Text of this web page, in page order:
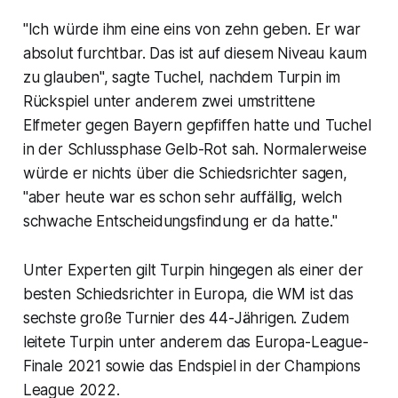
"Ich würde ihm eine eins von zehn geben. Er war
absolut furchtbar. Das ist auf diesem Niveau kaum
zu glauben", sagte Tuchel, nachdem Turpin im
Rückspiel unter anderem zwei umstrittene
Elfmeter gegen Bayern gepfiffen hatte und Tuchel
in der Schlussphase Gelb-Rot sah. Normalerweise
würde er nichts über die Schiedsrichter sagen,
"aber heute war es schon sehr auffällig, welch
schwache Entscheidungsfindung er da hatte."
Unter Experten gilt Turpin hingegen als einer der
besten Schiedsrichter in Europa, die WM ist das
sechste große Turnier des 44-Jährigen. Zudem
leitete Turpin unter anderem das Europa-League-
Finale 2021 sowie das Endspiel in der Champions
League 2022.